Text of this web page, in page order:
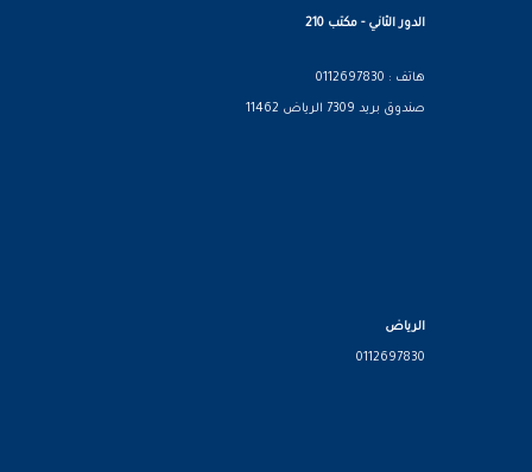
الدور الثاني - مكتب 210
هاتف : 0112697830
صندوق بريد 7309 الرياض 11462
الرياض
0112697830